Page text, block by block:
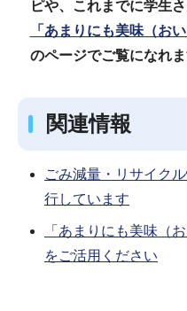
ピや、これまでに学生
「あまりにも美味（お
のページでご覧になれま
関連情報
ごみ減量・リサイク
行しています
「あまりにも美味（
をご活用ください